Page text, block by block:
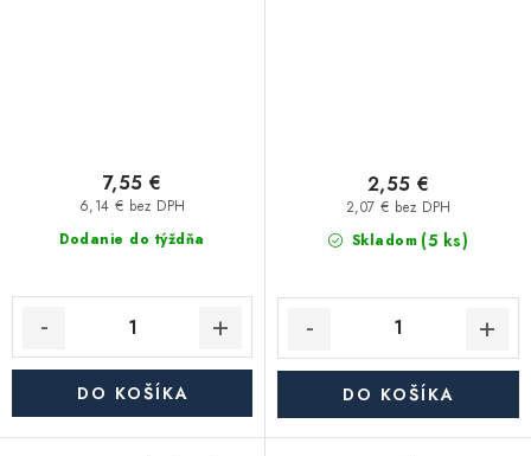
Dodanie do týždňa
6,14 € bez DPH
7,55 €
DO KOŠÍKA
Skladom (5 ks)
2,07 € bez DPH
2,55 €
DO KOŠÍKA